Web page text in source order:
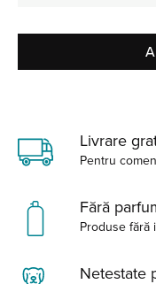
Livrare
Pentru
Fără
Produse fără
Netestate